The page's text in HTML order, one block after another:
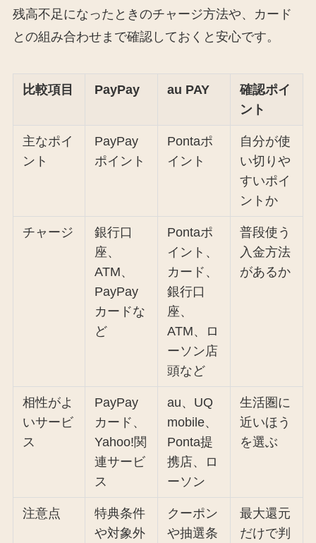
残高不足になったときのチャージ方法や、カード
との組み合わせまで確認しておくと安心です。
比較項目 PayPay au PAY
確認ポイ
ント
主なポイ
ント
PayPay
ポイント
Pontaポ
イント
自分が使
い切りや
すいポイ
ントか
チャージ
銀行口
座、
ATM、
PayPay
カードな
ど
Pontaポ
イント、
カード、
銀行口
座、
ATM、ロ
ーソン店
頭など
普段使う
入金方法
があるか
相性がよ
いサービ
ス
PayPay
カード、
Yahoo!関
連サービ
ス
au、UQ
mobile、
Ponta提
携店、ロ
ーソン
生活圏に
近いほう
を選ぶ
注意点
特典条件
や対象外
クーポン
や抽選条
最大還元
だけで判